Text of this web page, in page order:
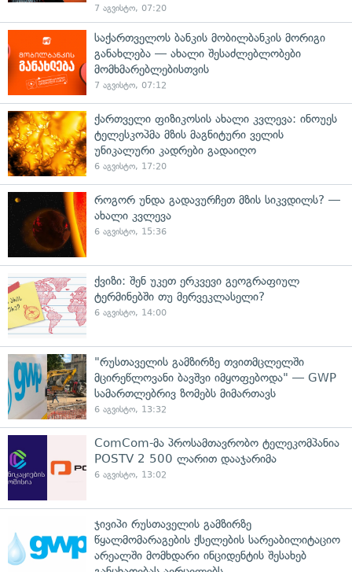
7 აგვისტო, 07:20
საქართველოს ბანკის მობილბანკის მორიგი
განახლება — ახალი შესაძლებლობები
მომხმარებლებისთვის
7 აგვისტო, 07:12
ქართველი ფიზიკოსის ახალი კვლევა: ინოუეს
ტელესკოპმა მზის მაგნიტური ველის
უნიკალური კადრები გადაიღო
6 აგვისტო, 17:20
როგორ უნდა გადავურჩეთ მზის სიკვდილს? —
ახალი კვლევა
6 აგვისტო, 15:36
ქვიზი: შენ უკეთ ერკვევი გეოგრაფიულ
ტერმინებში თუ მერვეკლასელი?
6 აგვისტო, 14:00
"რუსთაველის გამზირზე თვითმცლელში
მცირეწლოვანი ბავშვი იმყოფებოდა" — GWP
სამართლებრივ ზომებს მიმართავს
6 აგვისტო, 13:32
ComCom-მა პროსამთავრობო ტელეკომპანია
POSTV 2 500 ლარით დააჯარიმა
6 აგვისტო, 13:02
ჯივიპი რუსთაველის გამზირზე
წყალმომარაგების ქსელების სარეაბილიტაციო
არეალში მომხდარი ინციდენტის შესახებ